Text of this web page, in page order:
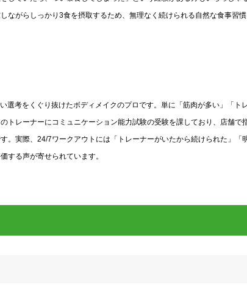
ながらしっかり3食を摂取するため、無理なく続けられる自然な食事習
考をくぐり抜けたボディメイクのプロです。単に「筋肉が多い」「ト
トレーナーにコミュニケーション能力試験の受験を課しており、店舗で
。実際、24/7ワークアウトには「トレーナーがいたから続けられた」「
する声が寄せられています。